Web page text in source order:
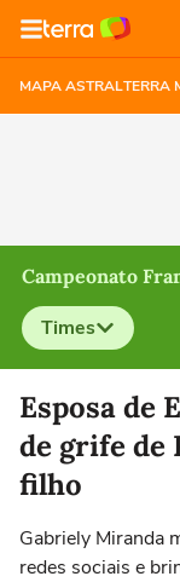
MAPA ASTRALTERRA
Campeonato
Times
Selecione o time
Esposa de
de grife de
filho
Gabriely Miranda
redes sociais e